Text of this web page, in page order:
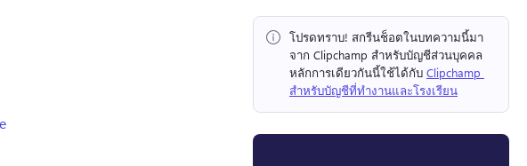
โปรดทราบ! สกรีนช็อตในบทความนี้มา
หลักการเดียวกันนี้ใช้ได้กับ Clipchamp
สำหรับบัญชีที่ทำงานและโรงเรียน